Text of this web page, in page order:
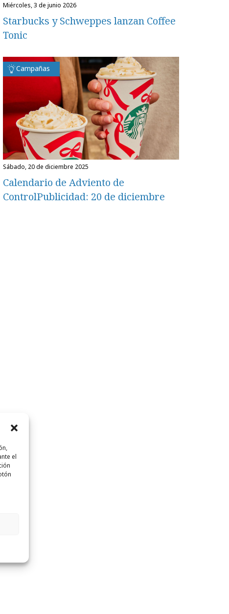
el
miércoles, 3 de junio 2026
Starbucks y Schweppes lanzan Coffee
Tonic
Campañas
sábado, 20 de diciembre 2025
Calendario de Adviento de
ControlPublicidad: 20 de diciembre